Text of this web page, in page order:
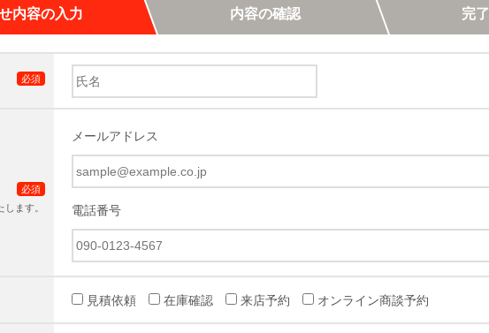
内容の入力 内容の確認 完了
必須
必須
ます。
メールアドレス
電話番号
見積依頼 在庫確認 来店予約 オンライン商談予約